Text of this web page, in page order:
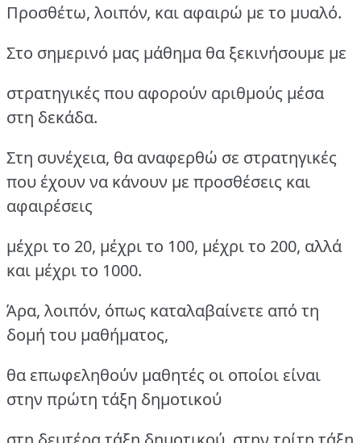
Προσθέτω, λοιπόν, και αφαιρώ με το μυαλό.
Στο σημερινό μας μάθημα θα ξεκινήσουμε με
στρατηγικές που αφορούν αριθμούς μέσα
στη δεκάδα.
Στη συνέχεια, θα αναφερθώ σε στρατηγικές
που έχουν να κάνουν με προσθέσεις και
αφαιρέσεις
μέχρι το 20, μέχρι το 100, μέχρι το 200, αλλά
και μέχρι το 1000.
Άρα, λοιπόν, όπως καταλαβαίνετε από τη
δομή του μαθήματος,
θα επωφεληθούν μαθητές οι οποίοι είναι
στην πρώτη τάξη δημοτικού